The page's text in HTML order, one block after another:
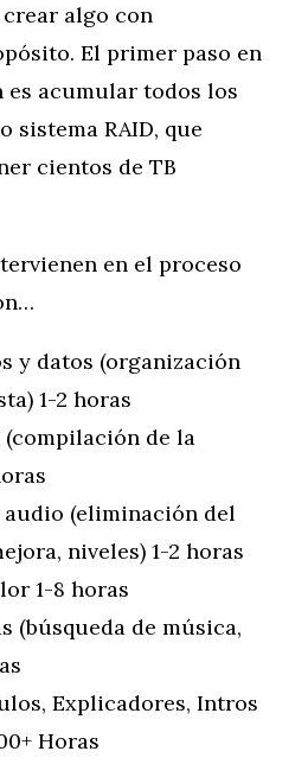
algo con
El primer paso en
acumular todos los
sistema RAID, que
cientos de TB
en el proceso
y datos (organización
1-2 horas
de la
(eliminación del
niveles) 1-2 horas
1-8 horas
(búsqueda de música,
Explicadores, Intros
Horas